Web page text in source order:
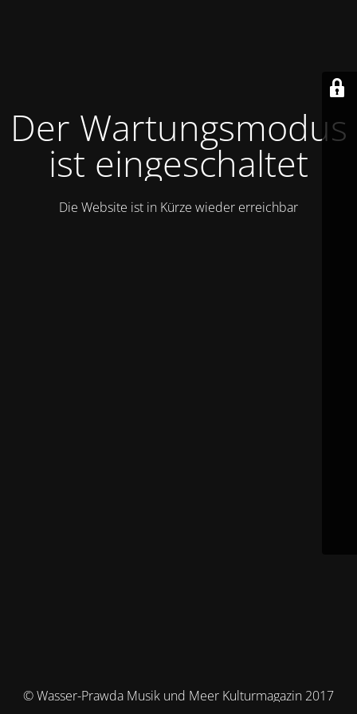
Der Wartungsmodus
ist eingeschaltet
Die Website ist in Kürze wieder erreichbar
© Wasser-Prawda Musik und Meer Kulturmagazin 2017